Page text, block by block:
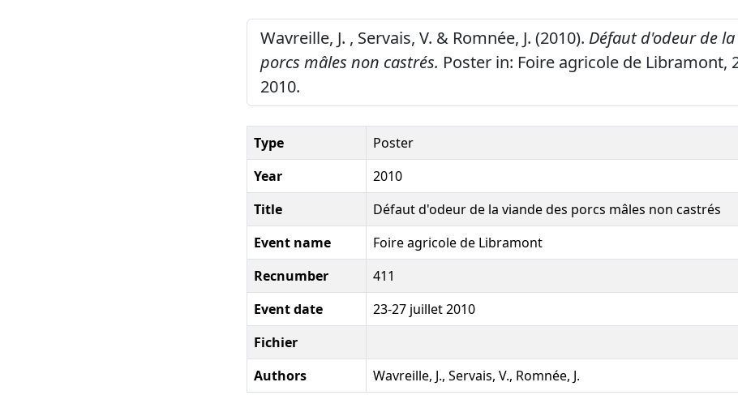
Wavreille, J. , Servais, V. & Romnée, J. (2010). Défaut d'odeur de
porcs mâles non castrés. Poster in: Foire agricole de Libramont,
2010.
Type
Poster
Year
2010
Title
Défaut d'odeur de la viande des porcs mâles non castrés
Event name
Foire agricole de Libramont
Recnumber
411
Event date
23-27 juillet 2010
Fichier
Authors
Wavreille, J., Servais, V., Romnée, J.